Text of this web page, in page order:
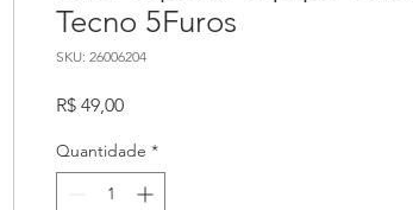
Tecno 5Furos
SKU: 26006204
R$ 49,00Preço
Quantidade *